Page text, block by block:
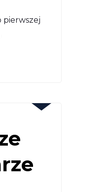
pierwszej